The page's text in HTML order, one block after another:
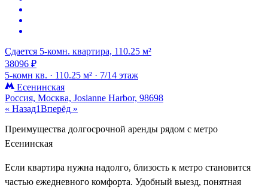
Сдается 5-комн. квартира, 110.25 м²
38096 ₽
5-комн кв. · 110.25 м² · 7/14 этаж
Есенинская
Россия, Москва, Josianne Harbor, 98698
« Назад1Вперёд »
Преимущества долгосрочной аренды рядом с метро
Есенинская
Если квартира нужна надолго, близость к метро становится
частью ежедневного комфорта. Удобный выезд, понятная